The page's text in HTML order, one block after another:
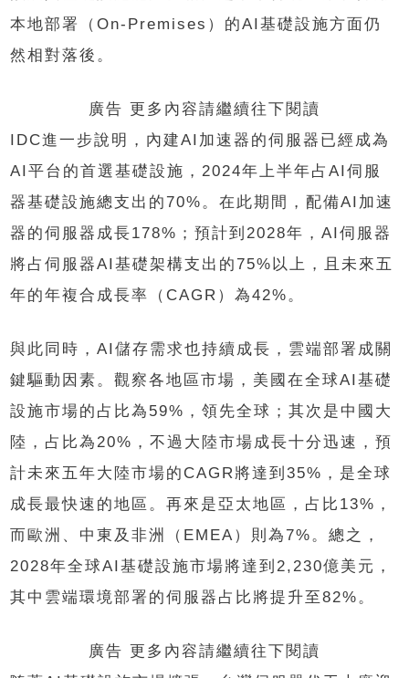
本地部署（On-Premises）的AI基礎設施方面仍
然相對落後。
廣告 更多內容請繼續往下閱讀
IDC進一步說明，內建AI加速器的伺服器已經成為
AI平台的首選基礎設施，2024年上半年占AI伺服
器基礎設施總支出的70%。在此期間，配備AI加速
器的伺服器成長178%；預計到2028年，AI伺服器
將占伺服器AI基礎架構支出的75%以上，且未來五
年的年複合成長率（CAGR）為42%。
與此同時，AI儲存需求也持續成長，雲端部署成關
鍵驅動因素。觀察各地區市場，美國在全球AI基礎
設施市場的占比為59%，領先全球；其次是中國大
陸，占比為20%，不過大陸市場成長十分迅速，預
計未來五年大陸市場的CAGR將達到35%，是全球
成長最快速的地區。再來是亞太地區，占比13%，
而歐洲、中東及非洲（EMEA）則為7%。總之，
2028年全球AI基礎設施市場將達到2,230億美元，
其中雲端環境部署的伺服器占比將提升至82%。
廣告 更多內容請繼續往下閱讀